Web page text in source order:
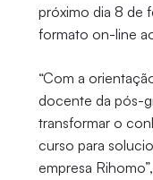
próximo dia 8 de
formato on-line
“Com a
docente da pós-
transformar o
curso para
empresa